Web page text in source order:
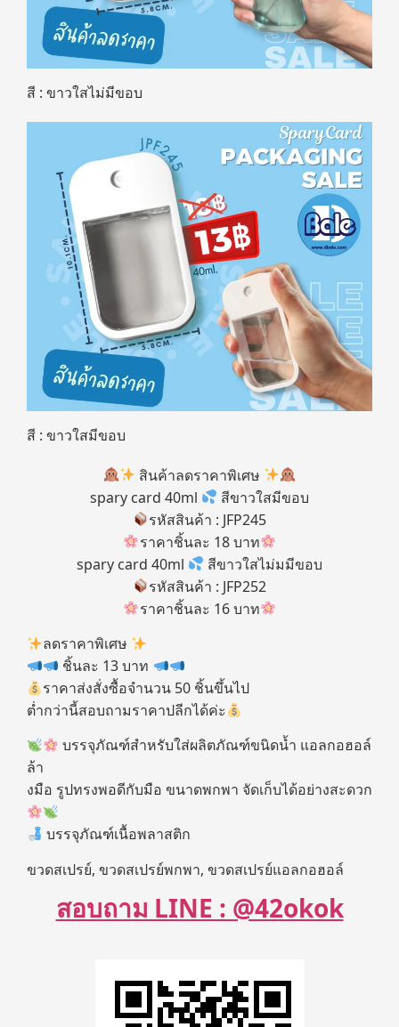
สี : ขาวใสไม่มีขอบ
สี : ขาวใสมีขอบ
สินค้าลดราคาพิเศษ
spary card 40ml
สีขาวใสมีขอบ
รหัสสินค้า : JFP245
ราคาชิ้นละ 18 บาท
spary card 40ml
สีขาวใสไม่มมีขอบ
รหัสสินค้า : JFP252
ราคาชิ้นละ 16 บาท
ลดราคาพิเศษ
ชิ้นละ 13 บาท
ราคาส่งสั่งซื้อจำนวน 50 ชิ้นขึ้นไป
ต่ำกว่านี้สอบถามราคาปลีกได้ค่ะ
บรรจุภัณฑ์สำหรับใส่ผลิตภัณฑ์ขนิดน้ำ แอลกอฮอล์
ล้า
งมือ รูปทรงพอดีกับมือ ขนาดพกพา จัดเก็บได้อย่างสะดวก
บรรจุภัณฑ์เนื้อพลาสติก
ขวดสเปรย์, ขวดสเปรย์พกพา, ขวดสเปรย์แอลกอฮอล์
สอบถาม LINE : @42okok